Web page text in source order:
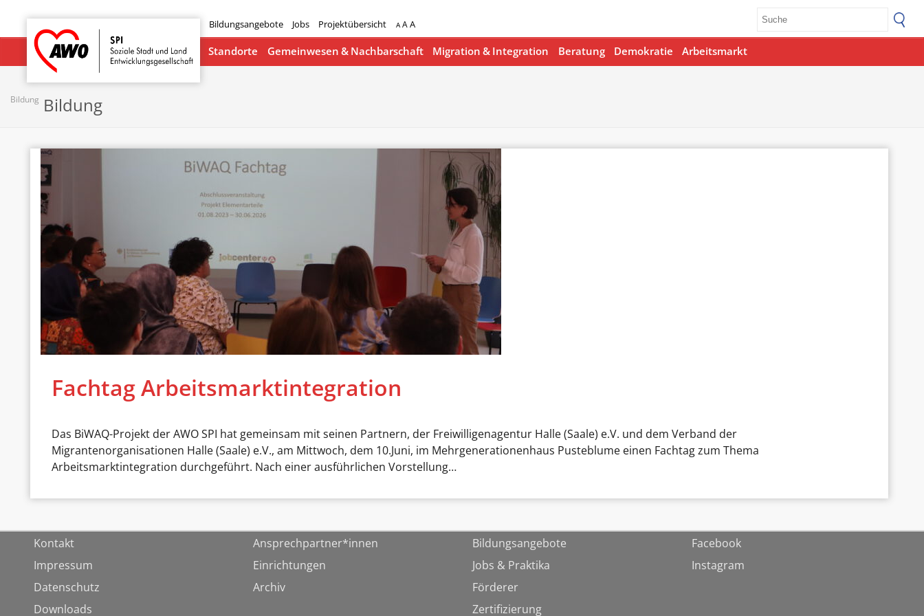
Bildungsangebote Jobs Projektübersicht A AA
Startseite
Standorte Gemeinwesen & Nachbarschaft Migration & Integration Beratung Demokratie Arbeitsmarkt
Bildung Bildung
Fachtag Arbeitsmarktintegration
Das BiWAQ-Projekt der AWO SPI hat gemeinsam mit seinen Partnern, der Freiwilligenagentur Halle (Saale) e.V. und dem Verband der
Migrantenorganisationen Halle (Saale) e.V., am Mittwoch, dem 10.Juni, im Mehrgenerationenhaus Pusteblume einen Fachtag zum Thema
Arbeitsmarktintegration durchgeführt. Nach einer ausführlichen Vorstellung…
Kontakt
Impressum
Datenschutz
Downloads
Ansprechpartner*innen
Einrichtungen
Archiv
Bildungsangebote
Jobs & Praktika
Förderer
Zertifizierung
Facebook
Instagram